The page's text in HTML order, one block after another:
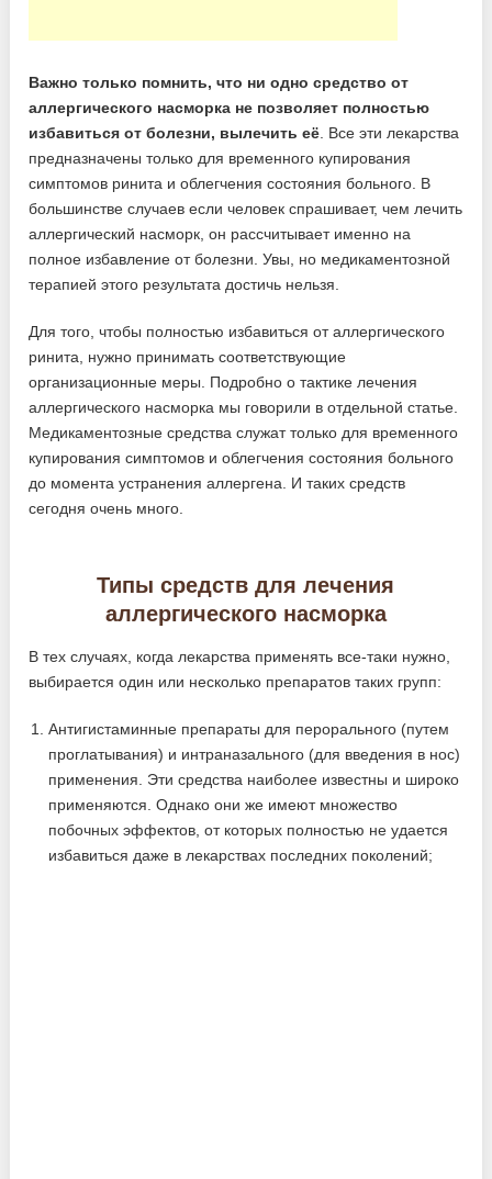
Важно только помнить, что ни одно средство от
аллергического насморка не позволяет полностью
избавиться от болезни, вылечить её . Все эти лекарства
предназначены только для временного купирования
симптомов ринита и облегчения состояния больного. В
большинстве случаев если человек спрашивает, чем лечить
аллергический насморк, он рассчитывает именно на
полное избавление от болезни. Увы, но медикаментозной
терапией этого результата достичь нельзя.
Для того, чтобы полностью избавиться от аллергического
ринита, нужно принимать соответствующие
организационные меры. Подробно о тактике лечения
аллергического насморка мы говорили в отдельной статье.
Медикаментозные средства служат только для временного
купирования симптомов и облегчения состояния больного
до момента устранения аллергена. И таких средств
сегодня очень много.
Типы средств для лечения
аллергического насморка
В тех случаях, когда лекарства применять все-таки нужно,
выбирается один или несколько препаратов таких групп:
Антигистаминные препараты для перорального (путем
проглатывания) и интраназального (для введения в нос)
применения. Эти средства наиболее известны и широко
применяются. Однако они же имеют множество
побочных эффектов, от которых полностью не удается
избавиться даже в лекарствах последних поколений;